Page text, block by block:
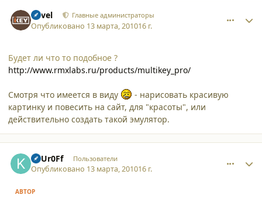
Pavel Главные администраторы
Опубликовано 13 марта, 201016 г.
Будет ли что то подобное ?
http://www.rmxlabs.ru/products/multikey_pro/
Смотря что имеется в виду
- нарисовать красивую
картинку и повесить на сайт, для "красоты", или
действительно создать такой эмулятор.
KaUr0Ff Пользователи
Опубликовано 13 марта, 201016 г.
АВТОР